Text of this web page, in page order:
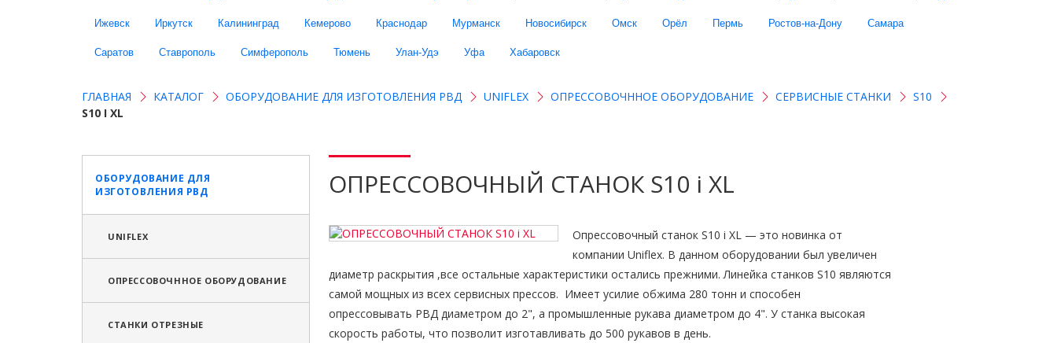
Ижевск Иркутск Калининград Кемерово Краснодар Мурманск Новосибирск Омск Орёл Пермь Ростов-на-Дону Самара
Саратов Ставрополь Симферополь Тюмень Улан-Удэ Уфа Хабаровск
ГЛАВНАЯ КАТАЛОГ ОБОРУДОВАНИЕ ДЛЯ ИЗГОТОВЛЕНИЯ РВД UNIFLEX ОПРЕССОВОЧННОЕ ОБОРУДОВАНИЕ СЕРВИСНЫЕ СТАНКИ
S10
S10 I XL
ОБОРУДОВАНИЕ ДЛЯ
ИЗГОТОВЛЕНИЯ РВД
UNIFLEX
ОПРЕССОВОЧННОЕ ОБОРУДОВАНИЕ
СТАНКИ ОТРЕЗНЫЕ
ОПРЕССОВОЧНЫЙ СТАНОК S10 i XL
Опрессовочный станок S10 i XL — это новинка от
компании Uniflex. В данном оборудовании был увеличен
диаметр раскрытия ,все остальные характеристики остались прежними. Линейка станков S10 являются
самой мощных из всех сервисных прессов. Имеет усилие обжима 280 тонн и способен
опрессовывать РВД диаметром до 2", а промышленные рукава диаметром до 4". У станка высокая
скорость работы, что позволит изготавливать до 500 рукавов в день.